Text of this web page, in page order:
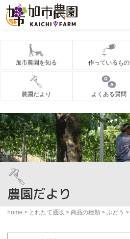
加市農園を知る 作っているもの
農園だより よくある質問
農園だより
home > とれたて通販 > 商品の種類 > ぶどう >